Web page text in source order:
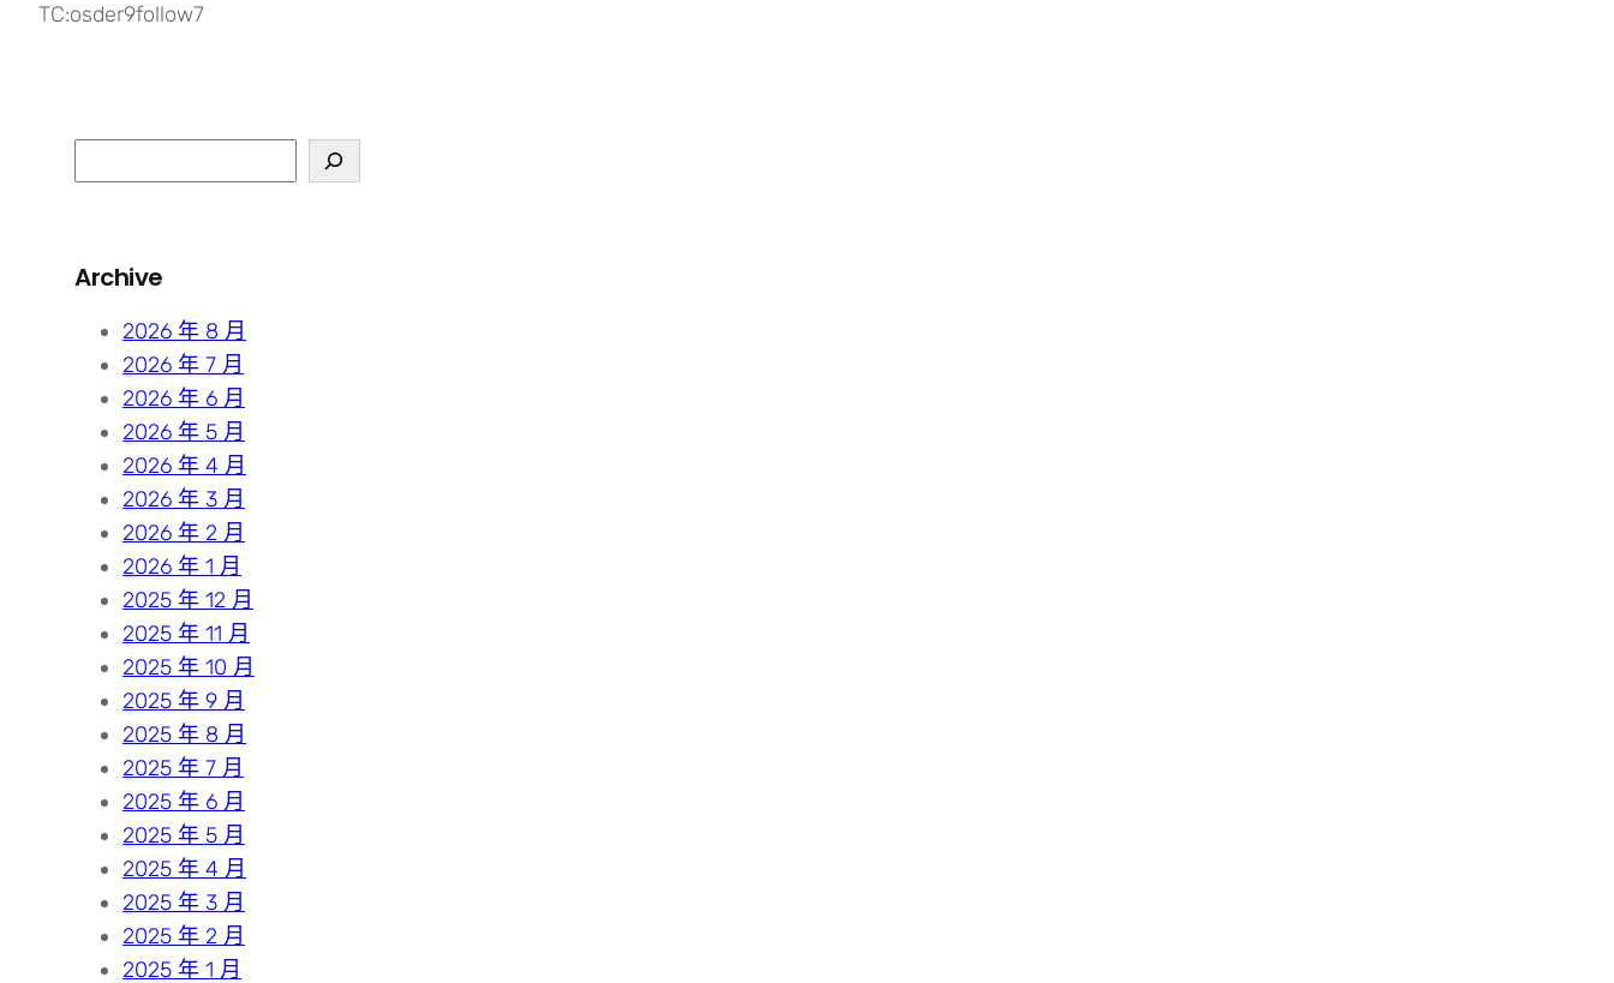
TC:osder9follow7
e
c
Archive
2026 年 8 月
2026 年 7 月
2026 年 6 月
2026 年 5 月
2026 年 4 月
2026 年 3 月
2026 年 2 月
2026 年 1 月
2025 年 12 月
2025 年 11 月
2025 年 10 月
2025 年 9 月
2025 年 8 月
2025 年 7 月
2025 年 6 月
2025 年 5 月
2025 年 4 月
2025 年 3 月
2025 年 2 月
2025 年 1 月